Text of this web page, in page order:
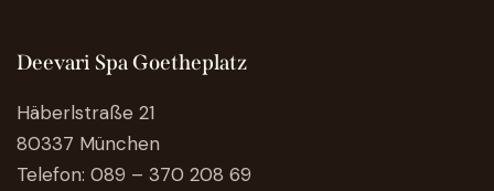
Deevari Spa Goetheplatz
Häberlstraße 21
80337 München
Telefon: 089 – 370 208 69